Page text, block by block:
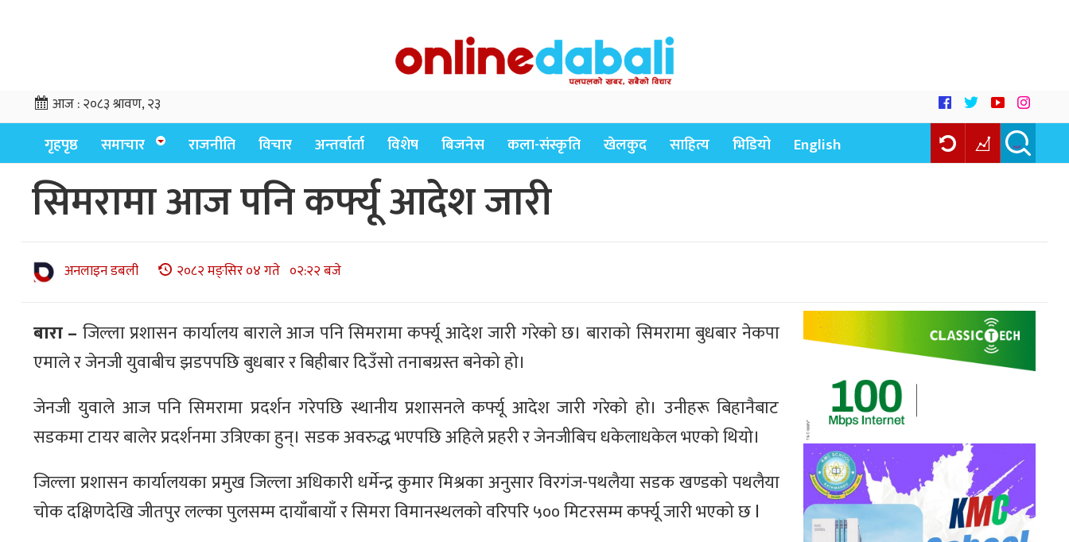
आज :२०८३ श्रावण, २३
गृहपृष्ठ समाचार राजनीति विचार अन्तर्वार्ता विशेष बिजनेस कला-संस्कृति खेलकुद साहित्य भिडियो English
सिमरामा आज पनि कर्फ्यू आदेश जारी
अनलाइन डबली २०८२ मङ्सिर ०४ गते ०२:२२ बजे
बारा – जिल्ला प्रशासन कार्यालय बाराले आज पनि सिमरामा कर्फ्यू आदेश जारी गरेको छ। बाराको सिमरामा बुधबार नेकपा
एमाले र जेनजी युवाबीच झडपपछि बुधबार र बिहीबार दिउँसो तनाबग्रस्त बनेको हो।
जेनजी युवाले आज पनि सिमरामा प्रदर्शन गरेपछि स्थानीय प्रशासनले कर्फ्यू आदेश जारी गरेको हो। उनीहरू बिहानैबाट
सडकमा टायर बालेर प्रदर्शनमा उत्रिएका हुन्। सडक अवरुद्ध भएपछि अहिले प्रहरी र जेनजीबिच धकेलाधकेल भएको थियो।
जिल्ला प्रशासन कार्यालयका प्रमुख जिल्ला अधिकारी धर्मेन्द्र कुमार मिश्रका अनुसार विरगंज-पथलैया सडक खण्डको पथलैया
चोक दक्षिणदेखि जीतपुर लल्का पुलसम्म दायाँबायाँ र सिमरा विमानस्थलको वरिपरि ५०० मिटरसम्म कर्फ्यू जारी भएको छ l